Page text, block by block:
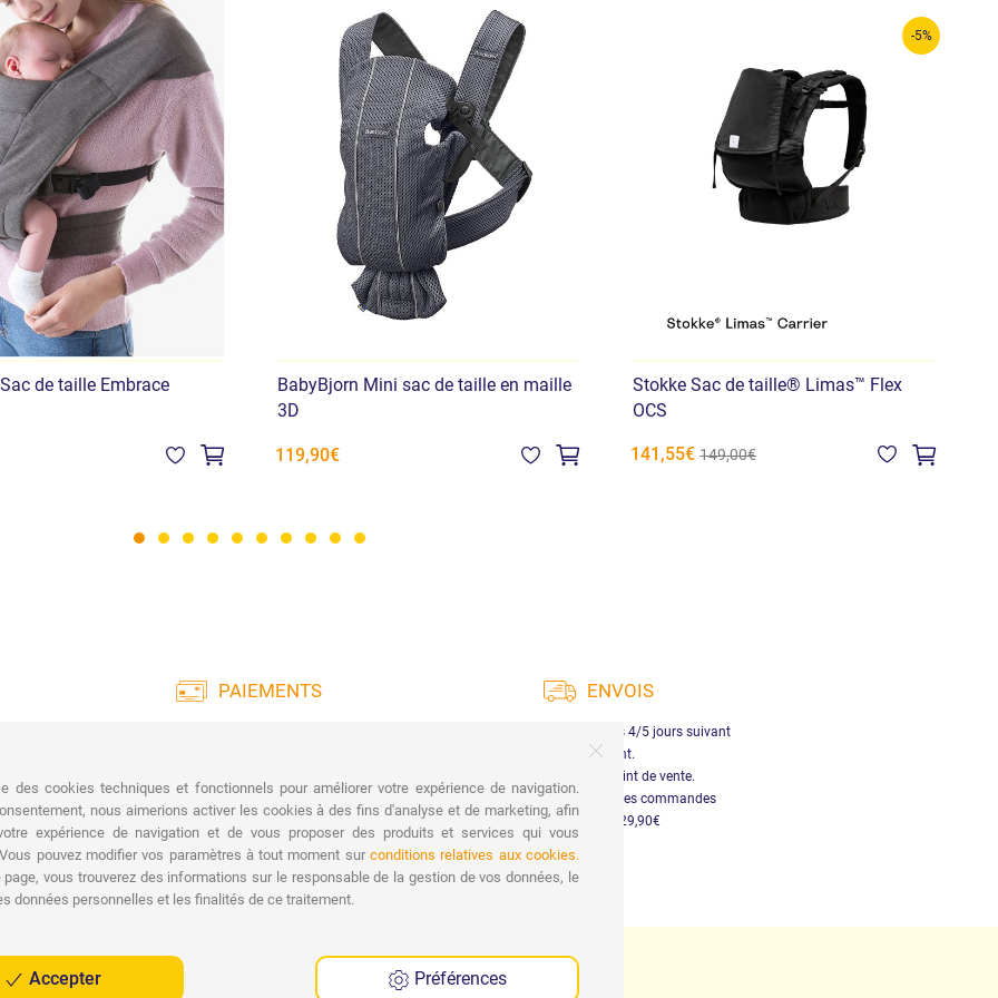
de taille Embrace
BabyBjorn Mini sac de taille en maille
3D
119,90€
-5%
Stokke Sac de taille® Limas™ Flex
OCS
141,55€ 149,00€
PAIEMENTS ENVOIS
Livraison en Italie dans les 4/5 jours suivant
le paiement.
Retrait gratuit au point de vente.
Livraison gratuite pour les commandes
supérieures à 29,90€
des cookies techniques et fonctionnels pour améliorer votre expérience de navigation.
nous aimerions activer les cookies à des fins d'analyse et de marketing, afin
expérience de navigation et de vous proposer des produits et services qui vous
pouvez modifier vos paramètres à tout moment surconditions relatives aux cookies.
page, vous trouverez des informations sur le responsable de la gestion de vos données, le
données personnelles et les finalités de ce traitement.
Accepter Préférences